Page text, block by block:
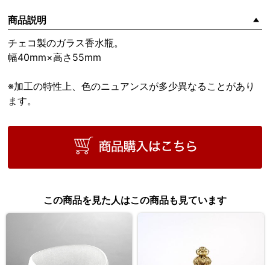
商品説明
チェコ製のガラス香水瓶。
幅40mm×高さ55mm
※加工の特性上、色のニュアンスが多少異なることがあり
ます。
この商品を見た人はこの商品も見ています